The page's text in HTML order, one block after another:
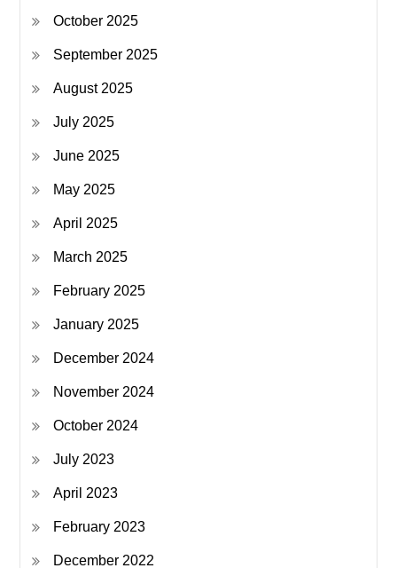
October 2025
September 2025
August 2025
July 2025
June 2025
May 2025
April 2025
March 2025
February 2025
January 2025
December 2024
November 2024
October 2024
July 2023
April 2023
February 2023
December 2022